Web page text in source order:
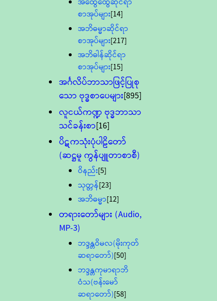
စာအုပ်များ[14]
အဘိဓမ္မာဆိုင်ရာ
စာအုပ်များ[217]
အဘိဓါန်ဆိုင်ရာ
စာအုပ်များ[15]
အင်္ဂလိပ်ဘာသာဖြင့်ပြုစု
သော ဗုဒ္ဓစာပေများ[895]
လူငယ်ကဏ္ဍ ဗုဒ္ဓဘာသာ
သင်ခန်းစာ[16]
ပိဋကသုံးပုံပါဠိတော်
(ဆဋ္ဌမူ ကွန်ပျူတာစာစီ)
ဝိနည်း[5]
သုတ္တန်[23]
အဘိဓမ္မာ[12]
တရားတော်များ (Audio,
MP-3)
ဘဒ္ဒန္တဝိမလ(မိုးကုတ်
ဆရာတော်)[50]
ဘဒ္ဒန္တကုမာရာဘိ
ဝံသ(ဗန်းမော်
ဆရာတော်)[58]